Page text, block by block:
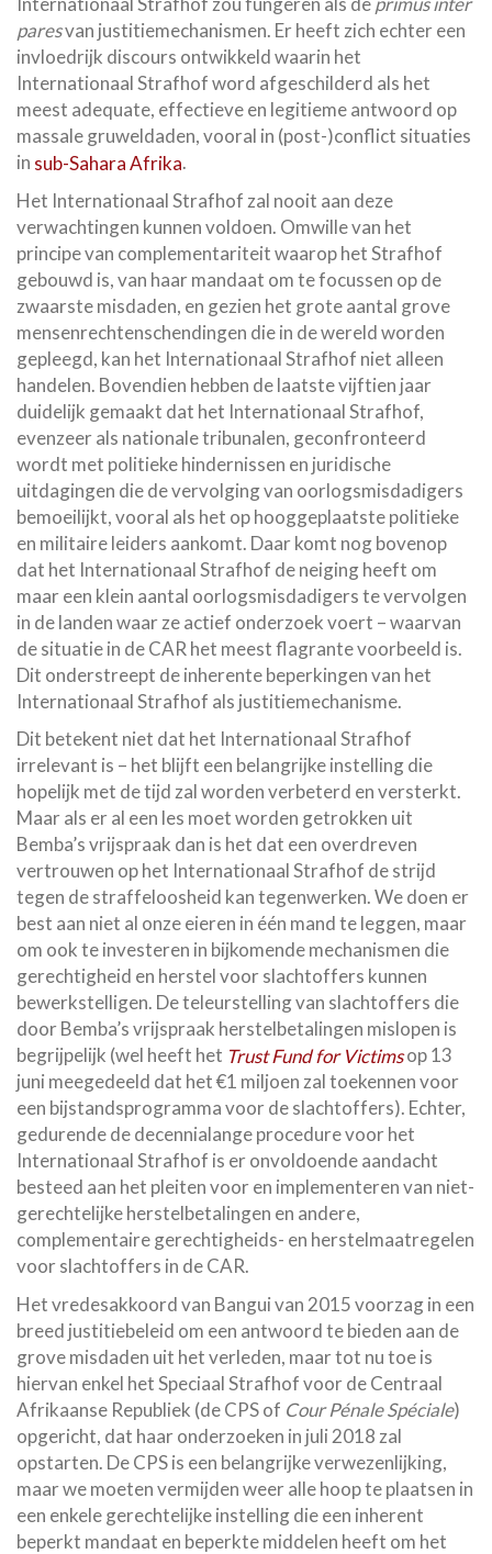
paresvan justitiemechanismen. Er heeft zich echter een
invloedrijk discours ontwikkeld waarin het
Internationaal Strafhof word afgeschilderd als het
meest adequate, effectieve en legitieme antwoord op
massale gruweldaden, vooral in (post-)conflict situaties
in sub-Sahara Afrika.
Het Internationaal Strafhof zal nooit aan deze
verwachtingen kunnen voldoen. Omwille van het
principe van complementariteit waarop het Strafhof
gebouwd is, van haar mandaat om te focussen op de
zwaarste misdaden, en gezien het grote aantal grove
mensenrechtenschendingen die in de wereld worden
gepleegd, kan het Internationaal Strafhof niet alleen
handelen. Bovendien hebben de laatste vijftien jaar
duidelijk gemaakt dat het Internationaal Strafhof,
evenzeer als nationale tribunalen, geconfronteerd
wordt met politieke hindernissen en juridische
uitdagingen die de vervolging van oorlogsmisdadigers
bemoeilijkt, vooral als het op hooggeplaatste politieke
en militaire leiders aankomt. Daar komt nog bovenop
dat het Internationaal Strafhof de neiging heeft om
maar een klein aantal oorlogsmisdadigers te vervolgen
in de landen waar ze actief onderzoek voert – waarvan
de situatie in de CAR het meest flagrante voorbeeld is.
Dit onderstreept de inherente beperkingen van het
Internationaal Strafhof als justitiemechanisme.
Dit betekent niet dat het Internationaal Strafhof
irrelevant is – het blijft een belangrijke instelling die
hopelijk met de tijd zal worden verbeterd en versterkt.
Maar als er al een les moet worden getrokken uit
Bemba’s vrijspraak dan is het dat een overdreven
vertrouwen op het Internationaal Strafhof de strijd
tegen de straffeloosheid kan tegenwerken. We doen er
best aan niet al onze eieren in één mand te leggen, maar
om ook te investeren in bijkomende mechanismen die
gerechtigheid en herstel voor slachtoffers kunnen
bewerkstelligen. De teleurstelling van slachtoffers die
door Bemba’s vrijspraak herstelbetalingen mislopen is
begrijpelijk (wel heeft het Trust Fund for Victimsop 13
juni meegedeeld dat het €1 miljoen zal toekennen voor
een bijstandsprogramma voor de slachtoffers). Echter,
gedurende de decennialange procedure voor het
Internationaal Strafhof is er onvoldoende aandacht
besteed aan het pleiten voor en implementeren van niet-
gerechtelijke herstelbetalingen en andere,
complementaire gerechtigheids- en herstelmaatregelen
voor slachtoffers in de CAR.
Het vredesakkoord van Bangui van 2015 voorzag in een
breed justitiebeleid om een antwoord te bieden aan de
grove misdaden uit het verleden, maar tot nu toe is
hiervan enkel het Speciaal Strafhof voor de Centraal
Afrikaanse Republiek (de CPS of Cour Pénale Spéciale)
opgericht, dat haar onderzoeken in juli 2018 zal
opstarten. De CPS is een belangrijke verwezenlijking,
maar we moeten vermijden weer alle hoop te plaatsen in
een enkele gerechtelijke instelling die een inherent
beperkt mandaat en beperkte middelen heeft om het